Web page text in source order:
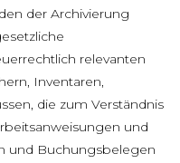
der Archivierung
relevanten
Inventaren,
die zum Verständnis
und
und Buchungsbelegen